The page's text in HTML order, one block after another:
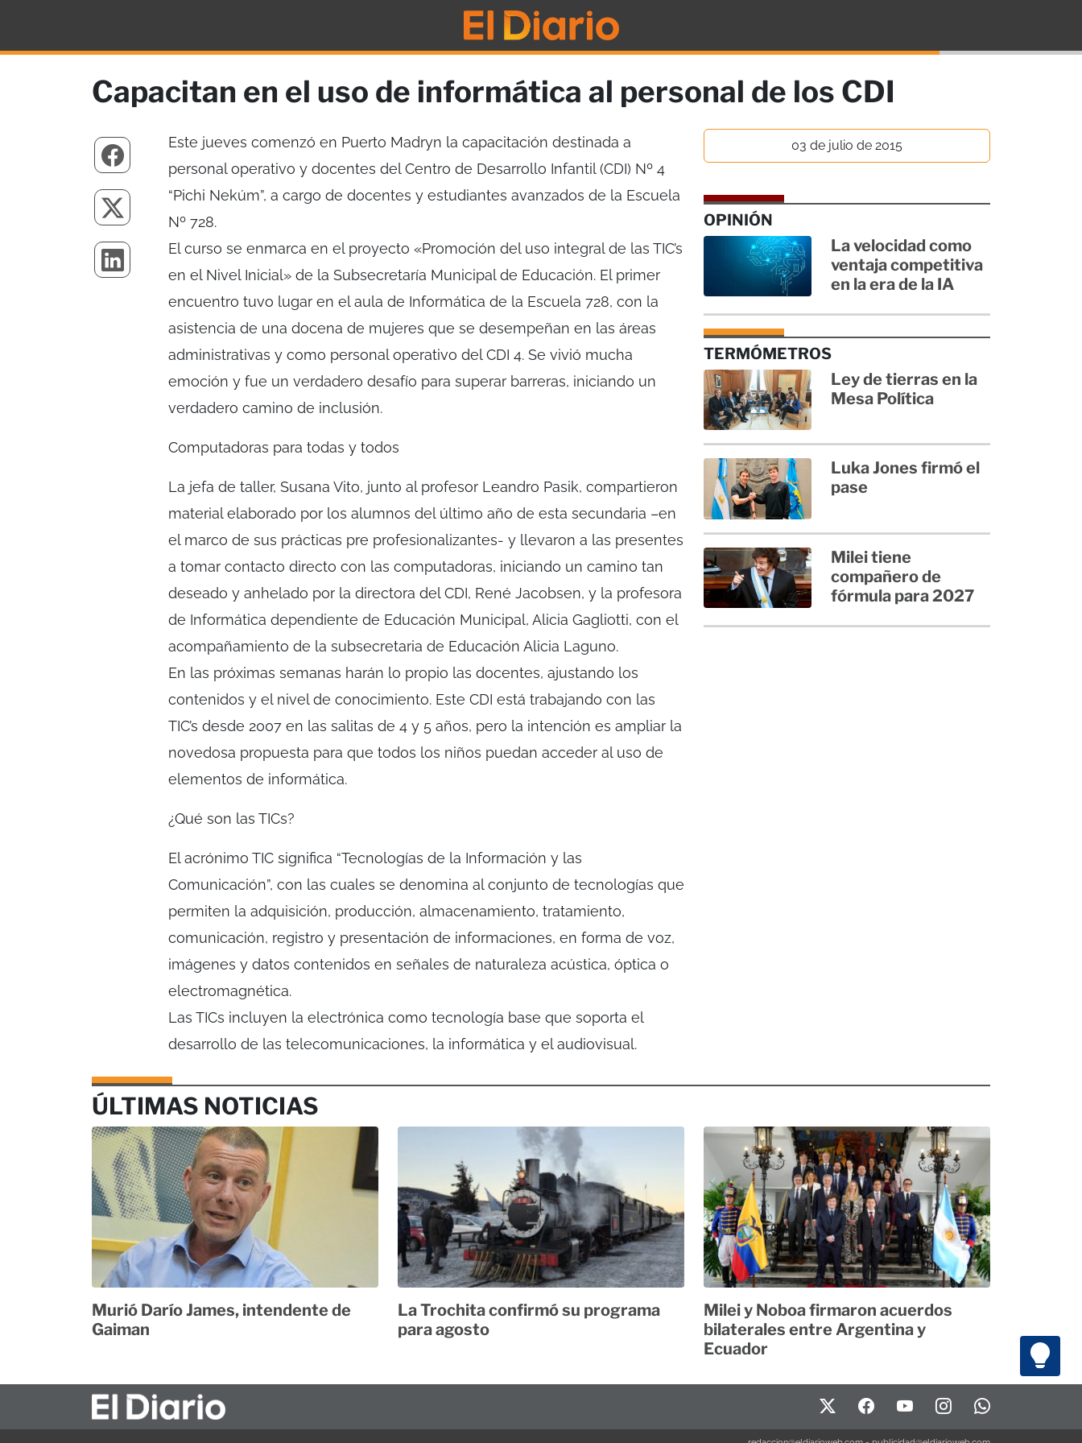
Capacitan en el uso de informática al personal de los CDI
Este jueves comenzó en Puerto Madryn la capacitación destinada a
personal operativo y docentes del Centro de Desarrollo Infantil (CDI) Nº 4
“Pichi Nekúm”, a cargo de docentes y estudiantes avanzados de la Escuela
Nº 728.
El curso se enmarca en el proyecto «Promoción del uso integral de las TIC’s
en el Nivel Inicial» de la Subsecretaría Municipal de Educación. El primer
encuentro tuvo lugar en el aula de Informática de la Escuela 728, con la
asistencia de una docena de mujeres que se desempeñan en las áreas
administrativas y como personal operativo del CDI 4. Se vivió mucha
emoción y fue un verdadero desafío para superar barreras, iniciando un
verdadero camino de inclusión.
Computadoras para todas y todos
La jefa de taller, Susana Vito, junto al profesor Leandro Pasik, compartieron
material elaborado por los alumnos del último año de esta secundaria –en
el marco de sus prácticas pre profesionalizantes- y llevaron a las presentes
a tomar contacto directo con las computadoras, iniciando un camino tan
deseado y anhelado por la directora del CDI, René Jacobsen, y la profesora
de Informática dependiente de Educación Municipal, Alicia Gagliotti, con el
acompañamiento de la subsecretaria de Educación Alicia Laguno.
En las próximas semanas harán lo propio las docentes, ajustando los
contenidos y el nivel de conocimiento. Este CDI está trabajando con las
TIC’s desde 2007 en las salitas de 4 y 5 años, pero la intención es ampliar la
novedosa propuesta para que todos los niños puedan acceder al uso de
elementos de informática.
¿Qué son las TICs?
El acrónimo TIC significa “Tecnologías de la Información y las
Comunicación”, con las cuales se denomina al conjunto de tecnologías que
permiten la adquisición, producción, almacenamiento, tratamiento,
comunicación, registro y presentación de informaciones, en forma de voz,
imágenes y datos contenidos en señales de naturaleza acústica, óptica o
electromagnética.
Las TICs incluyen la electrónica como tecnología base que soporta el
desarrollo de las telecomunicaciones, la informática y el audiovisual.
03 de julio de 2015
OPINIÓN
La velocidad como
ventaja competitiva
en la era de la IA
TERMÓMETROS
Ley de tierras en la
Mesa Política
Luka Jones firmó el
pase
Milei tiene
compañero de
fórmula para 2027
ÚLTIMAS NOTICIAS
Murió Darío James, intendente de
Gaiman
La Trochita confirmó su programa
para agosto
Milei y Noboa firmaron acuerdos
bilaterales entre Argentina y
Ecuador